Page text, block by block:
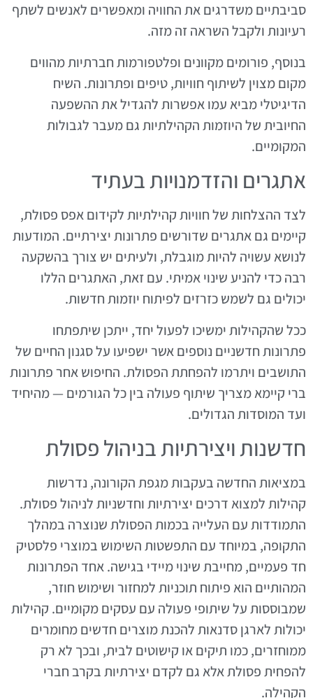
סביבתיים משדרגים את החוויה ומאפשרים לאנשים לשתף
רעיונות ולקבל השראה זה מזה.
בנוסף, פורומים מקוונים ופלטפורמות חברתיות מהווים
מקום מצוין לשיתוף חוויות, טיפים ופתרונות. השיח
הדיגיטלי מביא עמו אפשרות להגדיל את ההשפעה
החיובית של היוזמות הקהילתיות גם מעבר לגבולות
המקומיים.
אתגרים והזדמנויות בעתיד
לצד ההצלחות של חוויות קהילתיות לקידום אפס פסולת,
קיימים גם אתגרים שדורשים פתרונות יצירתיים. המודעות
לנושא עשויה להיות מוגבלת, ולעיתים יש צורך בהשקעה
רבה כדי להניע שינוי אמיתי. עם זאת, האתגרים הללו
יכולים גם לשמש כזרזים לפיתוח יוזמות חדשות.
ככל שהקהילות ימשיכו לפעול יחד, ייתכן שיתפתחו
פתרונות חדשניים נוספים אשר ישפיעו על סגנון החיים של
התושבים ויתרמו להפחתת הפסולת. החיפוש אחר פתרונות
ברי קיימא מצריך שיתוף פעולה בין כל הגורמים — מהיחיד
ועד המוסדות הגדולים.
חדשנות ויצירתיות בניהול פסולת
במציאות החדשה בעקבות מגפת הקורונה, נדרשות
קהילות למצוא דרכים יצירתיות וחדשניות לניהול פסולת.
התמודדות עם העלייה בכמות הפסולת שנוצרה במהלך
התקופה, במיוחד עם התפשטות השימוש במוצרי פלסטיק
חד פעמיים, מחייבת שינוי מיידי בגישה. אחד הפתרונות
המהותיים הוא פיתוח תוכניות למחזור ושימוש חוזר,
שמבוססות על שיתופי פעולה עם עסקים מקומיים. קהילות
יכולות לארגן סדנאות להכנת מוצרים חדשים מחומרים
ממוחזרים, כמו תיקים או קישוטים לבית, ובכך לא רק
להפחית פסולת אלא גם לקדם יצירתיות בקרב חברי
הקהילה.